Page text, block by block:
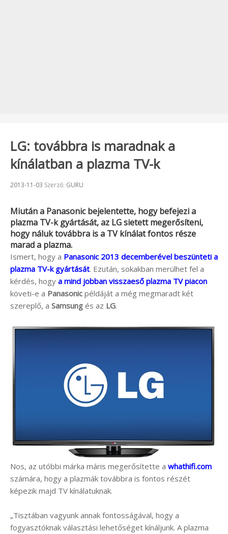
LG: továbbra is maradnak a
kínálatban a plazma TV-k
Beküldve:
2013-11-03 Szerző: GURU
Miután a Panasonicbejelentette, hogy befejezi a
plazma TV-k gyártását, az LGsietett megerősíteni,
hogy náluk továbbra is a TV kínálat fontos része
marad a plazma.
Ismert, hogy a Panasonic 2013 decemberével beszünteti a
plazma TV-k gyártását. Ezután, sokakban merülhet fel a
kérdés, hogy a mind jobban visszaeső plazma TV piacon
követi-e a Panasonic példáját a még megmaradt két
szereplő, a Samsung és az LG.
Nos, az utóbbi márka máris megerősítette a whathifi.com
számára, hogy a plazmák továbbra is fontos részét
képezik majd TV kínálatuknak.
„Tisztában vagyunk annak fontosságával, hogy a
fogyasztóknak választási lehetőséget kínáljunk. A plazma